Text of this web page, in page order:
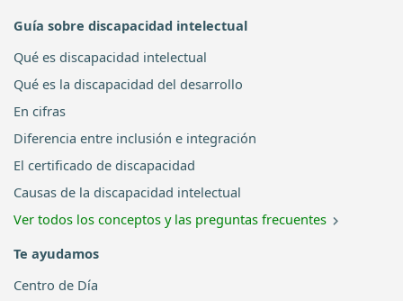
Guía sobre discapacidad intelectual
Qué es discapacidad intelectual
Qué es la discapacidad del desarrollo
En cifras
Diferencia entre inclusión e integración
El certificado de discapacidad
Causas de la discapacidad intelectual
Ver todos los conceptos y las preguntas frecuentes
Te ayudamos
Centro de Día